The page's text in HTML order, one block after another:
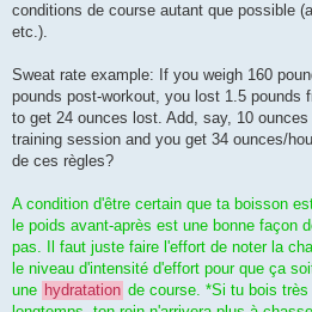
conditions de course autant que possible
etc.).
Sweat rate example: If you weigh 160
pounds post-workout, you lost 1.5 pounds
to get 24 ounces lost. Add, say, 10
training session and you get 34 ounces/
de ces règles?
A condition d'être certain que ta boisson
le poids avant-après est une bonne façon
pas. Il faut juste faire l'effort de noter la
le niveau d'intensité d'effort pour que ça
une hydratation de course. *Si tu bois